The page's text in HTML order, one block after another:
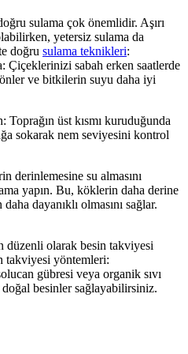
sulama çok önemlidir. Aşırı
yetersiz sulama da
doğru sulama teknikleri:
Çiçeklerinizi sabah erken saatlerde
ve bitkilerin suyu daha iyi
üst kısmı kuruduğunda
sokarak nem seviyesini kontrol
derinlemesine su almasını
yapın. Bu, köklerin daha derine
dayanıklı olmasını sağlar.
düzenli olarak besin takviyesi
takviyesi yöntemleri:
gübresi veya organik sıvı
besinler sağlayabilirsiniz.